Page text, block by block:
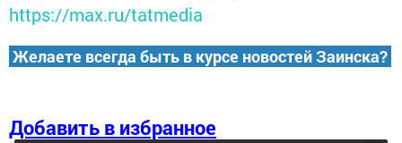
https://max.ru/tatmedia
Желаете всегда быть в курсе новостей Заинска?
Добавить в избранное